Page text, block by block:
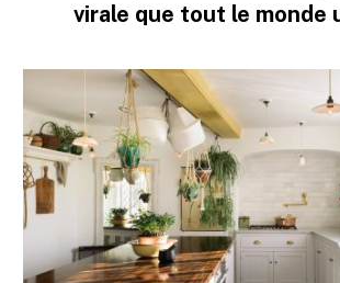
virale que tout le monde